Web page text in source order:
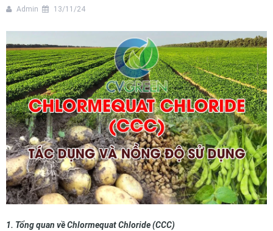
Admin 13/11/24
1. Tổng quan về Chlormequat Chloride (CCC)